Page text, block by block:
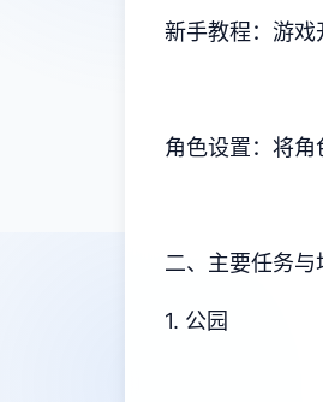
新手教程：游
角色设置：将角
二、主要任务与
1. 公园